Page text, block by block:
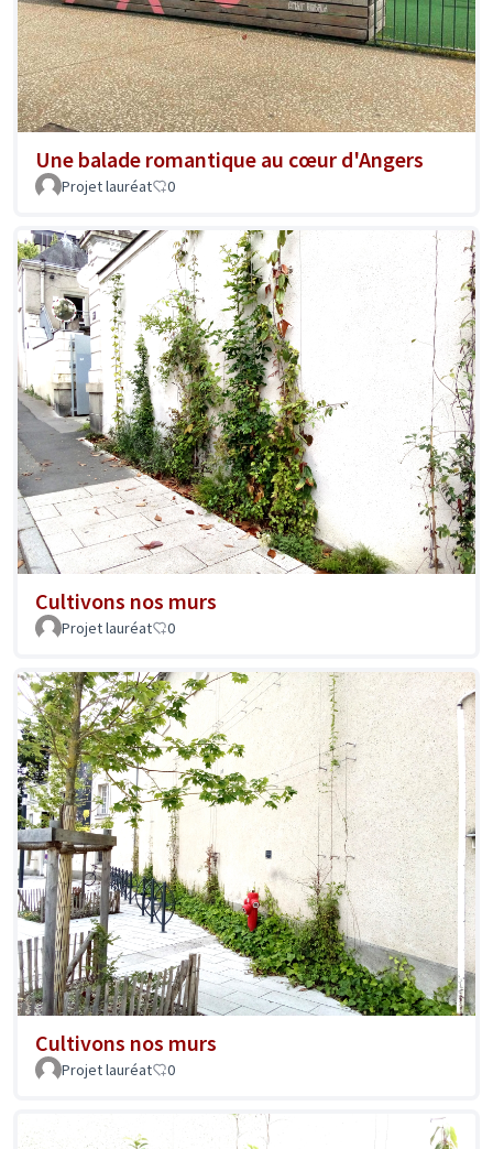
Une balade romantique au cœur d'Angers
Projet lauréat 0
Cultivons nos murs
Projet lauréat 0
Cultivons nos murs
Projet lauréat 0